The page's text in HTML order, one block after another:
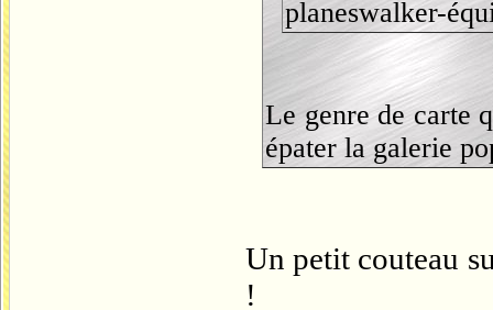
planeswalker-
Le genre de carte
épater la galerie
Un petit couteau
!